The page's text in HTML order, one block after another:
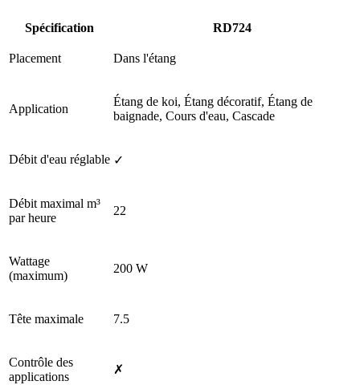
Spécification RD724
Placement Dans l'étang
Application
Étang de koi, Étang décoratif, Étang de
baignade, Cours d'eau, Cascade
Débit d'eau réglable ✓
Débit maximal m³
par heure
22
Wattage
(maximum)
200 W
Tête maximale 7.5
Contrôle des
applications
✗